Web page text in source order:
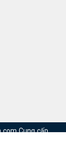
Cung cấp